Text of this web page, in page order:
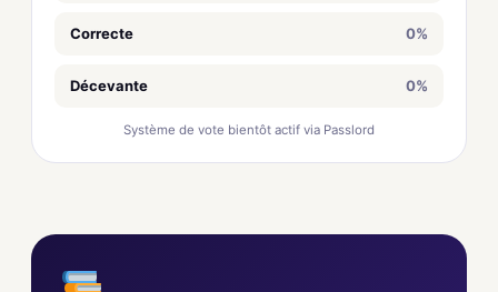
Correcte 0%
Décevante 0%
Système de vote bientôt actif via Passlord